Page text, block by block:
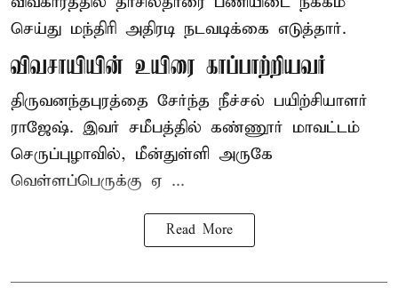
செய்து மந்திரி அதிரடி நடவடிக்கை எடுத்தார்.
விவசாயியின் உயிரை காப்பாற்றியவர்
திருவனந்தபுரத்தை சேர்ந்த நீச்சல் பயிற்சியாளர்
ராஜேஷ். இவர் சமீபத்தில் கண்ணூர் மாவட்டம்
செருப்புழாவில், மீன்துள்ளி அருகே
வெள்ளப்பெருக்கு ஏ ...
Read More